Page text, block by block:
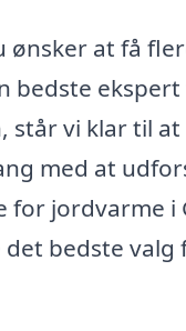
ønsker at få
bedste ekspert
står vi klar til
med at
for jordvarme i
bedste valg